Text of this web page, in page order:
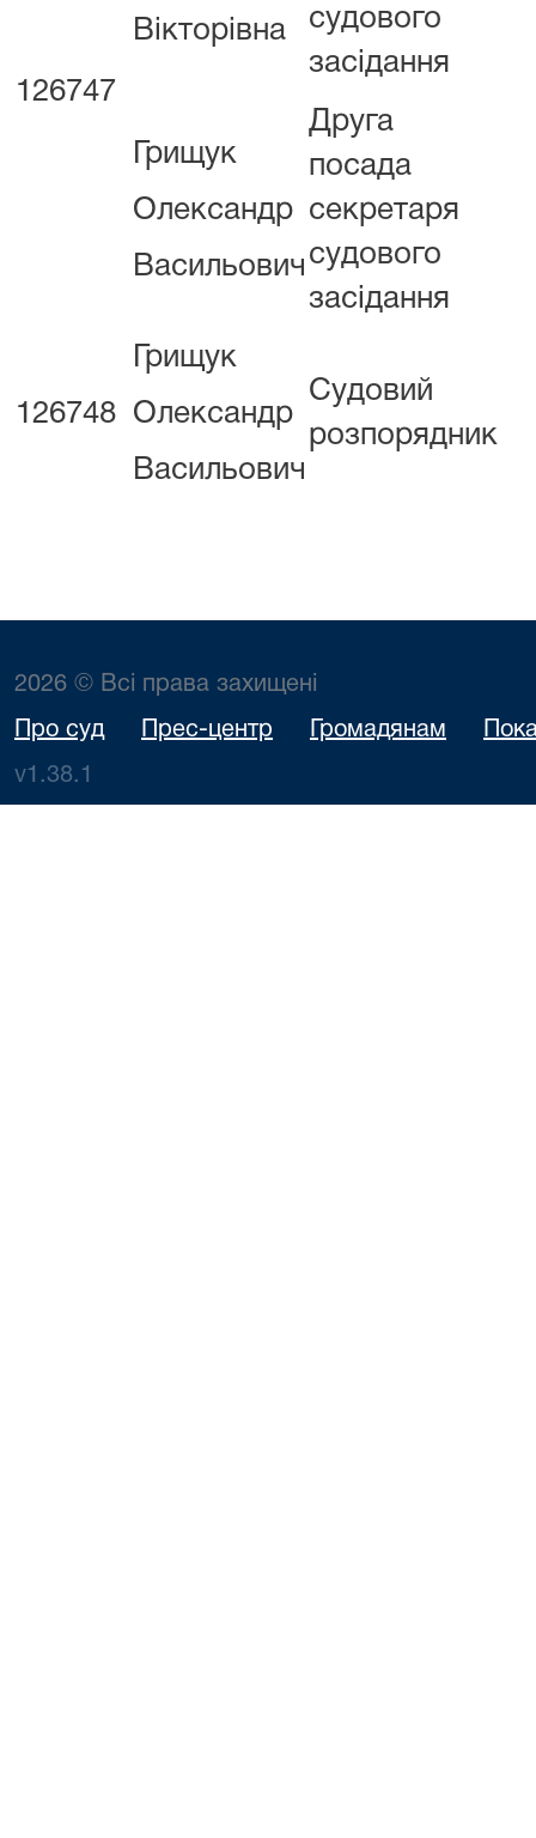
126747
Вікторівна
судового
засідання
Грищук
Олександр
Васильович
Друга
посада
секретаря
судового
засідання
126748
Грищук
Олександр
Васильович
Судовий
розпорядник
2026 © Всі права захищені
Про суд Прес-центр Громадянам
v1.38.1